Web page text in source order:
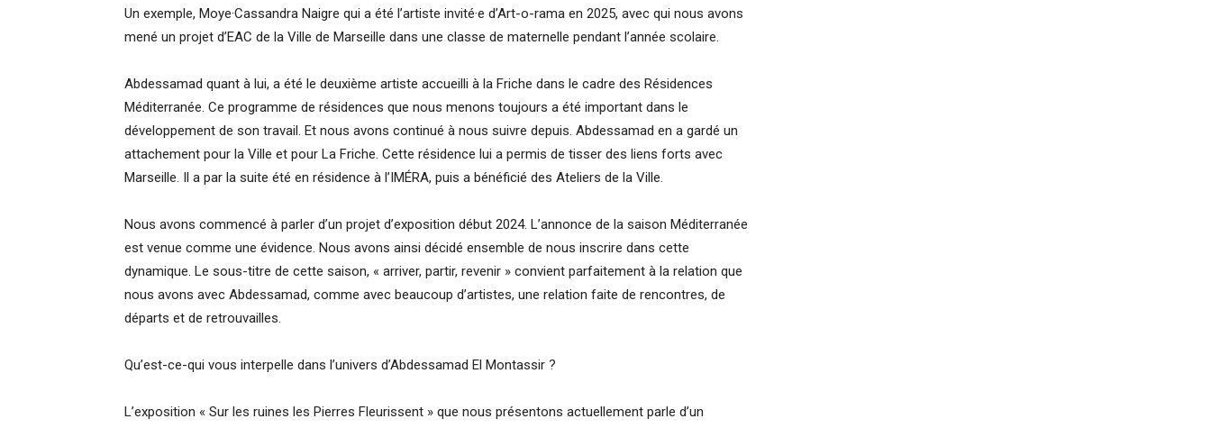
Un exemple, Moye·Cassandra Naigre qui a été l’artiste invité·e d’Art-o-rama en 2025, avec qui nous avons
mené un projet d’EAC de la Ville de Marseille dans une classe de maternelle pendant l’année scolaire.
Abdessamad quant à lui, a été le deuxième artiste accueilli à la Friche dans le cadre des Résidences
Méditerranée. Ce programme de résidences que nous menons toujours a été important dans le
développement de son travail. Et nous avons continué à nous suivre depuis. Abdessamad en a gardé un
attachement pour la Ville et pour La Friche. Cette résidence lui a permis de tisser des liens forts avec
Marseille. Il a par la suite été en résidence à l’IMÉRA, puis a bénéficié des Ateliers de la Ville.
Nous avons commencé à parler d’un projet d’exposition début 2024. L’annonce de la saison Méditerranée
est venue comme une évidence. Nous avons ainsi décidé ensemble de nous inscrire dans cette
dynamique. Le sous-titre de cette saison, « arriver, partir, revenir » convient parfaitement à la relation que
nous avons avec Abdessamad, comme avec beaucoup d’artistes, une relation faite de rencontres, de
départs et de retrouvailles.
Qu’est-ce-qui vous interpelle dans l’univers d’Abdessamad El Montassir ?
L’exposition « Sur les ruines les Pierres Fleurissent » que nous présentons actuellement parle d’un